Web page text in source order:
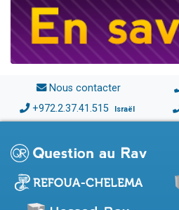
Nous contacter
+972.2.37.41.515 Israël